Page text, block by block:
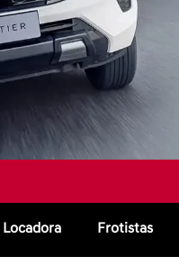
Locadora Frotistas